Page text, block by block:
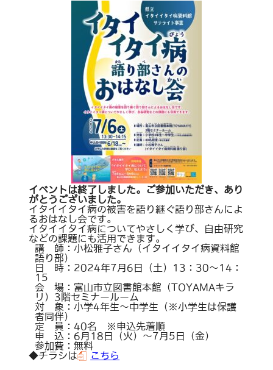
イベントは終了しました。ご参加いただき、あり
がとうございました。
イタイイタイ病の被害を語り継ぐ語り部さんによ
るおはなし会です。
イタイイタイ病についてやさしく学び、自由研究
などの課題にも活用できます。
講 師：小松雅子さん（イタイイタイ病資料館
語り部）
日 時：2024年7月6日（土）13：30～14：
15
会 場：富山市立図書館本館（TOYAMAキラ
リ）3階セミナールーム
対 象：小学4年生～中学生（※小学生は保護
者同伴）
定 員：40名 ※申込先着順
申 込：6月18日（火）～7月5日（金）
参加費：無料
◆チラシは
こちら